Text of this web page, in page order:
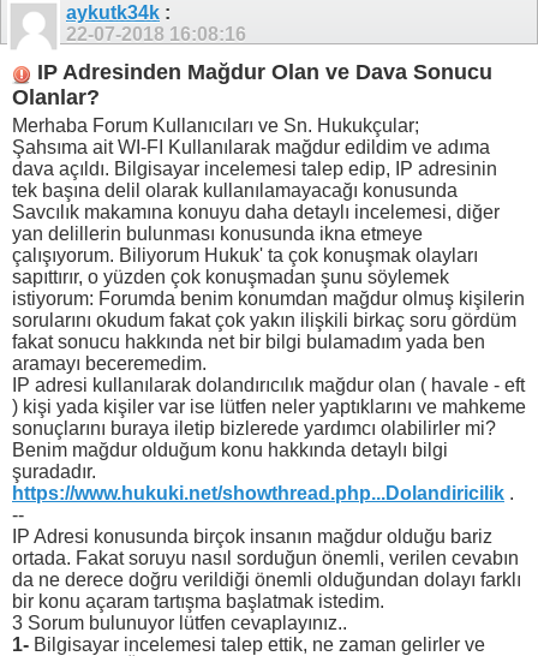
aykutk34k :
22-07-2018 16:08:16
IP Adresinden Mağdur Olan ve Dava Sonucu
Olanlar?
Merhaba Forum Kullanıcıları ve Sn. Hukukçular;
Şahsıma ait WI-FI Kullanılarak mağdur edildim ve adıma
dava açıldı. Bilgisayar incelemesi talep edip, IP adresinin
tek başına delil olarak kullanılamayacağı konusunda
Savcılık makamına konuyu daha detaylı incelemesi, diğer
yan delillerin bulunması konusunda ikna etmeye
çalışıyorum. Biliyorum Hukuk' ta çok konuşmak olayları
sapıttırır, o yüzden çok konuşmadan şunu söylemek
istiyorum: Forumda benim konumdan mağdur olmuş kişilerin
sorularını okudum fakat çok yakın ilişkili birkaç soru gördüm
fakat sonucu hakkında net bir bilgi bulamadım yada ben
aramayı beceremedim.
IP adresi kullanılarak dolandırıcılık mağdur olan ( havale - eft
) kişi yada kişiler var ise lütfen neler yaptıklarını ve mahkeme
sonuçlarını buraya iletip bizlerede yardımcı olabilirler mi?
Benim mağdur olduğum konu hakkında detaylı bilgi
şuradadır.
https://www.hukuki.net/showthread.php...Dolandiricilik .
--
IP Adresi konusunda birçok insanın mağdur olduğu bariz
ortada. Fakat soruyu nasıl sorduğun önemli, verilen cevabın
da ne derece doğru verildiği önemli olduğundan dolayı farklı
bir konu açaram tartışma başlatmak istedim.
3 Sorum bulunuyor lütfen cevaplayınız..
1- Bilgisayar incelemesi talep ettik, ne zaman gelirler ve